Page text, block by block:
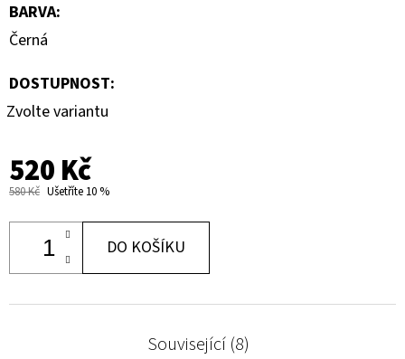
BARVA:
Černá
DOSTUPNOST:
Zvolte variantu
520 Kč
580 Kč Ušetříte 10 %
DO KOŠÍKU
Související (8)